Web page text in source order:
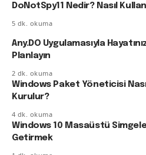
DoNotSpy11 Nedir? Nasıl
5 dk. okuma
Any.DO Uygulamasıyla
Planlayın
2 dk. okuma
Windows Paket Yöneticisi
Kurulur?
4 dk. okuma
Windows 10 Masaüstü
Getirmek